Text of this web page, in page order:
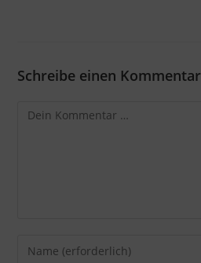
Schreibe einen Kommentar